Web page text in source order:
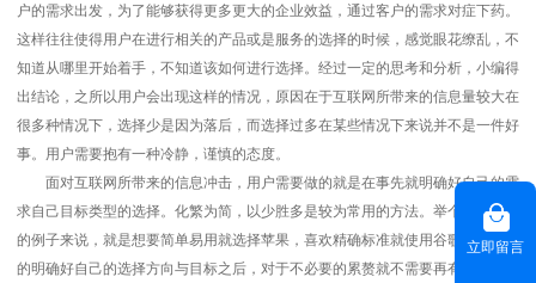
户的需求出发，为了能够获得更多更大的企业效益，通过客户的需求对症下药。
这样往往使得用户在进行相关的产品或是服务的选择的时候，感觉眼花缭乱，不
知道从哪里开始着手，不知道该如何进行选择。经过一定的思考和分析，小编得
出结论，之所以用户会出现这样的情况，原因在于互联网所带来的信息量较大在
很多种情况下，选择少是因为落后，而选择过多在某些情况下来说并不是一件好
事。用户需要抱有一种冷静，谨慎的态度。
面对互联网所带来的信息冲击，用户需要做的就是在事先就明确好自己的需
求自己目标类型的选择。化繁为简，以少胜多是较为常用的方法。举个生活当中
的例子来说，就是想要简单易用就选择苹果，喜欢精确标准就使用谷歌。在深切
的明确好自己的选择方向与目标之后，对于不必要的累赘就不需要再有任何的顾
立即留言